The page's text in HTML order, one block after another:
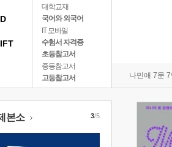
대학교재
국어와 외국어
IT 모바일
수험서 자격증
초등참고서
중등참고서
고등참고서
나민애 7문
본소 3/5